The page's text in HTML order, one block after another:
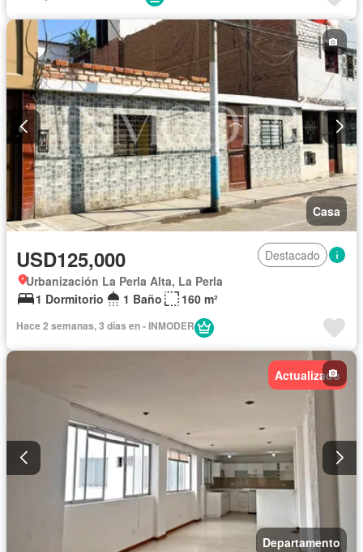
Casa
USD125,000
Destacado
Urbanización La Perla Alta, La Perla
1 Dormitorio
1 Baño 160 m²
Hace 2 semanas, 3 días en - INMODER
Actualizado
Departamento